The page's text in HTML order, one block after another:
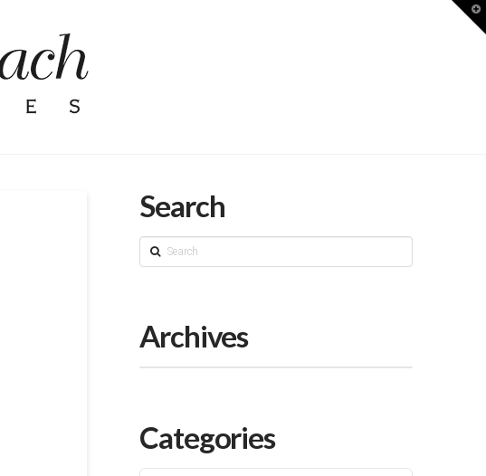
Search
Search
Archives
Categories